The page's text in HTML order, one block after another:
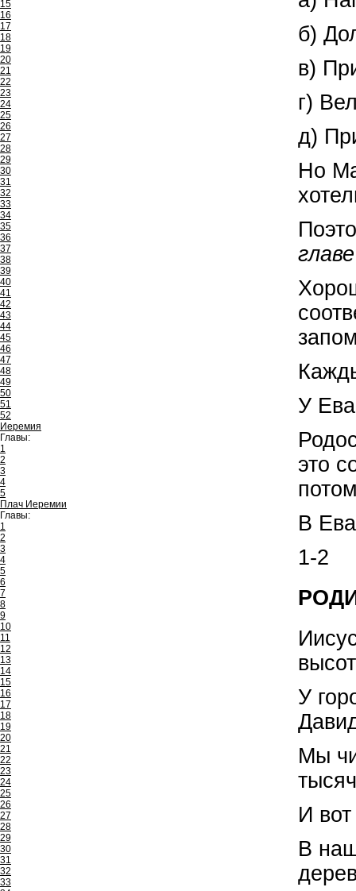
15
16
17
18
19
20
21
22
23
24
25
26
27
28
29
30
31
32
33
34
35
36
37
38
39
40
41
42
43
44
45
46
47
48
49
50
51
52
Иеремия
Главы:
1
2
3
4
5
Плач Иеремии
Главы:
1
2
3
4
5
6
7
8
9
10
11
12
13
14
15
16
17
18
19
20
21
22
23
24
25
26
27
28
29
30
31
32
33
б)
в)
г)
д)
Но
У
это
В
1-2
У
Мы
И
В